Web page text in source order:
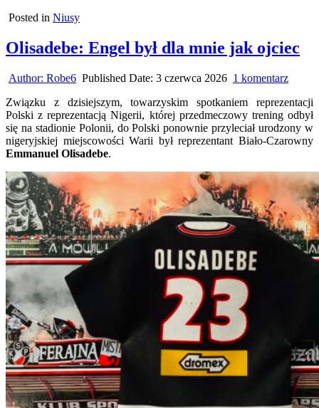
Posted in Niusy
Olisadebe: Engel był dla mnie jak ojciec
Author: Robe6 Published Date: 3 czerwca 2026 1 komentarzdo
Engel
był
dla
mnie
Związku z dzisiejszym, towarzyskim spotkaniem reprezentacji
Polski z reprezentacją Nigerii, której przedmeczowy trening odbył
się na stadionie Polonii, do Polski ponownie przyleciał urodzony w
nigeryjskiej miejscowości Warii był reprezentant Biało-Czarowny
Emmanuel Olisadebe.